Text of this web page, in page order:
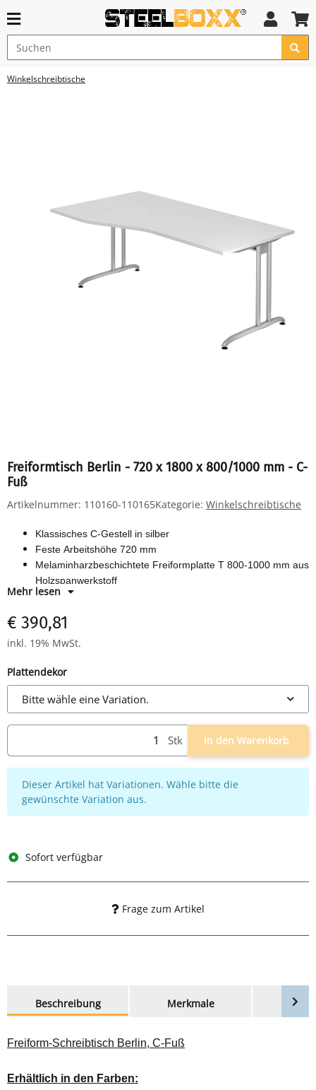
Winkelschreibtische
Freiformtisch Berlin - 720 x 1800 x 800/1000 mm - C-
Fuß
Artikelnummer: 110160-110165Kategorie: Winkelschreibtische
Klassisches C-Gestell in silber
Feste Arbeitshöhe 720 mm
Melaminharzbeschichtete Freiformplatte T 800-1000 mm aus
Holzspanwerkstoff
Horizontale Kabelwanne
Mehr lesen
€ 390,81
inkl. 19% MwSt.
Plattendekor
Bitte wähle eine Variation.
Stk In den Warenkorb
x
Dieser Artikel hat Variationen. Wähle bitte die
gewünschte Variation aus.
Sofort verfügbar
Frage zum Artikel
Beschreibung
Merkmale
Freiform-Schreibtisch Berlin, C-Fuß
Erhältlich in den Farben: